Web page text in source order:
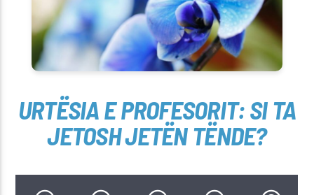
URTËSIA E PROFESORIT: SI TA
JETOSH JETËN TËNDE?